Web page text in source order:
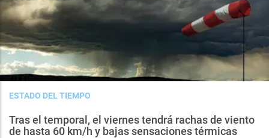
ESTADO DEL TIEMPO
Tras el temporal, el viernes tendrá rachas de viento
de hasta 60 km/h y bajas sensaciones térmicas